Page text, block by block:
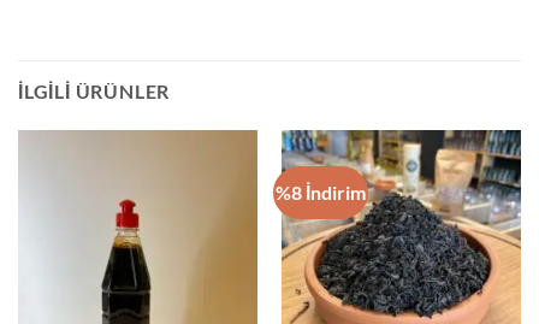
İLGILI ÜRÜNLER
%8 İndirim